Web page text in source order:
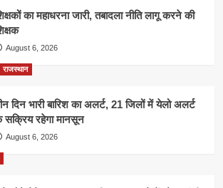
का महाधरना जारी, तबादला नीति लागू करने की
August 6, 2026
राजस्थान
दिन भारी बारिश का अलर्ट, 21 जिलों में येलो अलर्ट
रहेगा मानसून
August 6, 2026